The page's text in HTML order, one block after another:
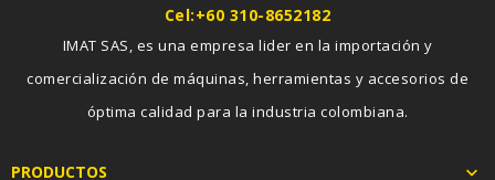
Cel:+60 310-8652182
IMAT SAS, es una empresa lider en la importación y
comercialización de máquinas, herramientas y accesorios de
óptima calidad para la industria colombiana.
PRODUCTOS 